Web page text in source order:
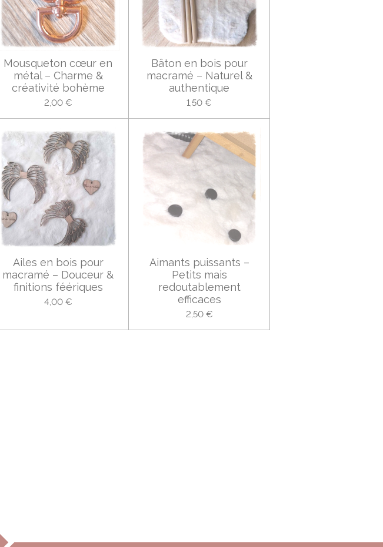
Mousqueton cœur en
métal – Charme &
créativité bohème
2,00 €
Bâton en bois pour
macramé – Naturel &
authentique
1,50 €
Ailes en bois pour
macramé – Douceur &
finitions féériques
4,00 €
Aimants puissants –
Petits mais
redoutablement
efficaces
2,50 €